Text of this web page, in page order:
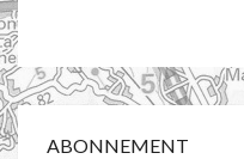
ABONNEMENT